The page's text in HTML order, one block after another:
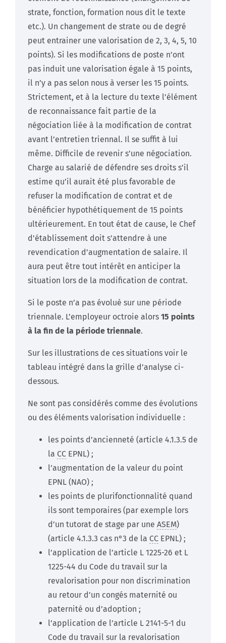
strate, fonction, formation nous dit le texte
etc.). Un changement de strate ou de degré
peut entrainer une valorisation de 2, 3, 4, 5, 10
points). Si les modifications de poste n’ont
pas induit une valorisation égale à 15 points,
il n’y a pas selon nous à verser les 15 points.
Strictement, et à la lecture du texte l’élément
de reconnaissance fait partie de la
négociation liée à la modification de contrat
avant l’entretien triennal. Il se suffit à lui
même. Difficile de revenir s’une négociation.
Charge au salarié de défendre ses droits s’il
estime qu’il aurait été plus favorable de
refuser la modification de contrat et de
bénéficier hypothétiquement de 15 points
ultérieurement. En tout état de cause, le Chef
d’établissement doit s’attendre à une
revendication d’augmentation de salaire. Il
aura peut être tout intérêt en anticiper la
situation lors de la modification de contrat.
Si le poste n’a pas évolué sur une période
triennale. L’employeur octroie alors 15 points
à la fin de la période triennale.
Sur les illustrations de ces situations voir le
tableau intégré dans la grille d’analyse ci-
dessous.
Ne sont pas considérés comme des évolutions
ou des éléments valorisation individuelle :
les points d’ancienneté (article 4.1.3.5 de
la CC EPNL) ;
l’augmentation de la valeur du point
EPNL (NAO) ;
les points de plurifonctionnalité quand
ils sont temporaires (par exemple lors
d’un tutorat de stage par une ASEM)
(article 4.1.3.3 cas n°3 de la CC EPNL) ;
l’application de l’article L 1225-26 et L
1225-44 du Code du travail sur la
revalorisation pour non discrimination
au retour d’un congés maternité ou
paternité ou d’adoption ;
l’application de l’article L 2141-5-1 du
Code du travail sur la revalorisation